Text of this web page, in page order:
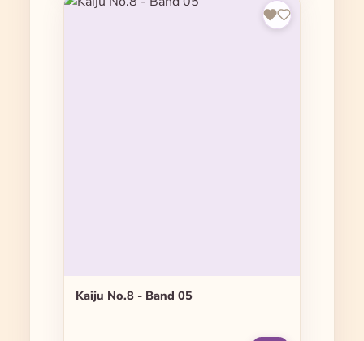
Kaiju No.8 - Band 05